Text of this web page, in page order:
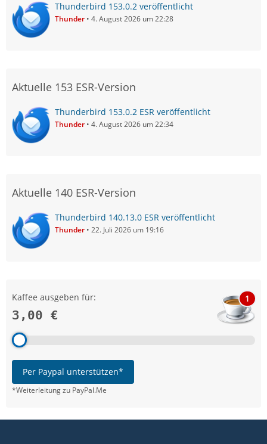
Thunderbird 153.0.2 veröffentlicht
Thunder 4. August 2026 um 22:28
Aktuelle 153 ESR-Version
Thunderbird 153.0.2 ESR veröffentlicht
Thunder 4. August 2026 um 22:34
Aktuelle 140 ESR-Version
Thunderbird 140.13.0 ESR veröffentlicht
Thunder 22. Juli 2026 um 19:16
Kaffee ausgeben für:
3,00 €
1
Per Paypal unterstützen*
*Weiterleitung zu PayPal.Me